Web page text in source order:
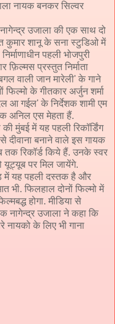
नायक बनकर सिल्वर
उजाला की एक साथ दो
कुमार शानू के सना स्टुडिओ में
पहली भोजपुरी
प्रस्तुत निर्माता
वाली जान मारेली' के गाने
फिल्मो के गीतकार अर्जुन शर्मा
आ गईल' के निर्देशक शामी एम
अनिल एस मेहता हैं.
मुंबई में यह पहली रिकॉर्डिंग
दीवाना बनाने वाले इस गायक
तक रिकॉर्ड किये हैं. उनके स्वर
पर मिल जायेंगे.
में यह पहली दस्तक है और
भी. फिलहाल दोनों फिल्मो में
होगा. मीडिया से
नागेन्द्र उजाला ने कहा कि
नायको के लिए भी गाना